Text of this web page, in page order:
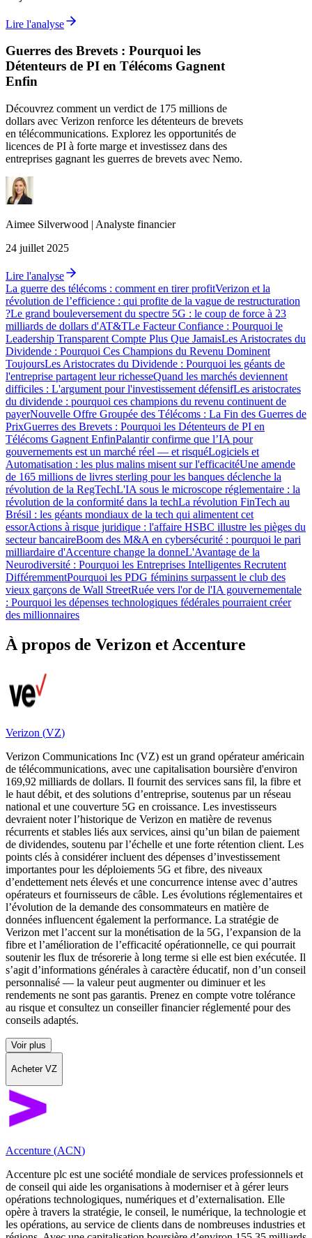
Lire l'analyse
Guerres des Brevets : Pourquoi les
Détenteurs de PI en Télécoms Gagnent
Enfin
Découvrez comment un verdict de 175 millions de
dollars avec Verizon renforce les détenteurs de brevets
en télécommunications. Explorez les opportunités de
licences de PI à forte marge et investissez dans des
entreprises gagnant les guerres de brevets avec Nemo.
Aimee Silverwood | Analyste financier
24 juillet 2025
Lire l'analyse
La guerre des télécoms : comment en tirer profitVerizon et la
révolution de l’efficience : qui profite de la vague de restructuration
?Le grand bouleversement du spectre 5G : le coup de force à 23
milliards de dollars d'AT&TLe Facteur Confiance : Pourquoi le
Leadership Transparent Compte Plus Que JamaisLes Aristocrates du
Dividende : Pourquoi Ces Champions du Revenu Dominent
ToujoursLes Aristocrates du Dividende : Pourquoi les géants de
l'entreprise partagent leur richesseQuand les marchés deviennent
difficiles : L'argument pour l'investissement défensifLes aristocrates
du dividende : pourquoi ces champions du revenu continuent de
payerNouvelle Offre Groupée des Télécoms : La Fin des Guerres de
PrixGuerres des Brevets : Pourquoi les Détenteurs de PI en
Télécoms Gagnent EnfinPalantir confirme que l’IA pour
gouvernements est un marché réel — et risquéLogiciels et
Automatisation : les plus malins misent sur l'efficacitéUne amende
de 165 millions de livres sterling pour les banques déclenche la
révolution de la RegTechL'IA sous le microscope réglementaire : la
révolution de la conformité dans la techLa révolution FinTech au
Brésil : les géants mondiaux de la tech qui alimentent cet
essorActions à risque juridique : l'affaire HSBC illustre les pièges du
secteur bancaireBoom des M&A en cybersécurité : pourquoi le pari
milliardaire d'Accenture change la donneL'Avantage de la
Neurodiversité : Pourquoi les Entreprises Intelligentes Recrutent
DifféremmentPourquoi les PDG féminins surpassent le club des
vieux garçons de Wall StreetRuée vers l'or de l'IA gouvernementale
: Pourquoi les dépenses technologiques fédérales pourraient créer
des millionnaires
À propos de Verizon et Accenture
Verizon (VZ)
Verizon Communications Inc (VZ) est un grand opérateur américain
de télécommunications, avec une capitalisation boursière d'environ
169,92 milliards de dollars. Il fournit des services sans fil, la fibre et
le haut débit, et des solutions d’entreprise, soutenus par un réseau
national et une couverture 5G en croissance. Les investisseurs
devraient noter l’historique de Verizon en matière de revenus
récurrents et stables liés aux services, ainsi qu’un bilan de paiement
de dividendes, soutenu par l’échelle et une forte rétention client. Les
points clés à considérer incluent des dépenses d’investissement
importantes pour les déploiements 5G et fibre, des niveaux
d’endettement nets élevés et une concurrence intense avec d’autres
opérateurs et fournisseurs de câble. Les évolutions réglementaires et
l’évolution de la demande des consommateurs en matière de
données influencent également la performance. La stratégie de
Verizon met l’accent sur la monétisation de la 5G, l’expansion de la
fibre et l’amélioration de l’efficacité opérationnelle, ce qui pourrait
soutenir les flux de trésorerie à long terme si elle est bien exécutée. Il
s’agit d’informations générales à caractère éducatif, non d’un conseil
personnalisé — la valeur peut augmenter ou diminuer et les
rendements ne sont pas garantis. Prenez en compte votre tolérance
au risque et consultez un conseiller financier réglementé pour des
conseils adaptés.
Voir plus
Acheter VZ
Accenture (ACN)
Accenture plc est une société mondiale de services professionnels et
de conseil qui aide les organisations à moderniser et à gérer leurs
opérations technologiques, numériques et d’externalisation. Elle
opère à travers la stratégie, le conseil, le numérique, la technologie et
les opérations, au service de clients dans de nombreuses industries et